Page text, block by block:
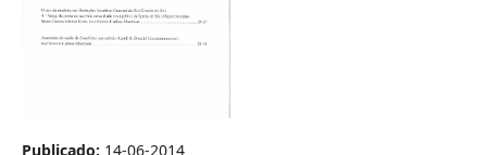
Publicado: 14-06-2014